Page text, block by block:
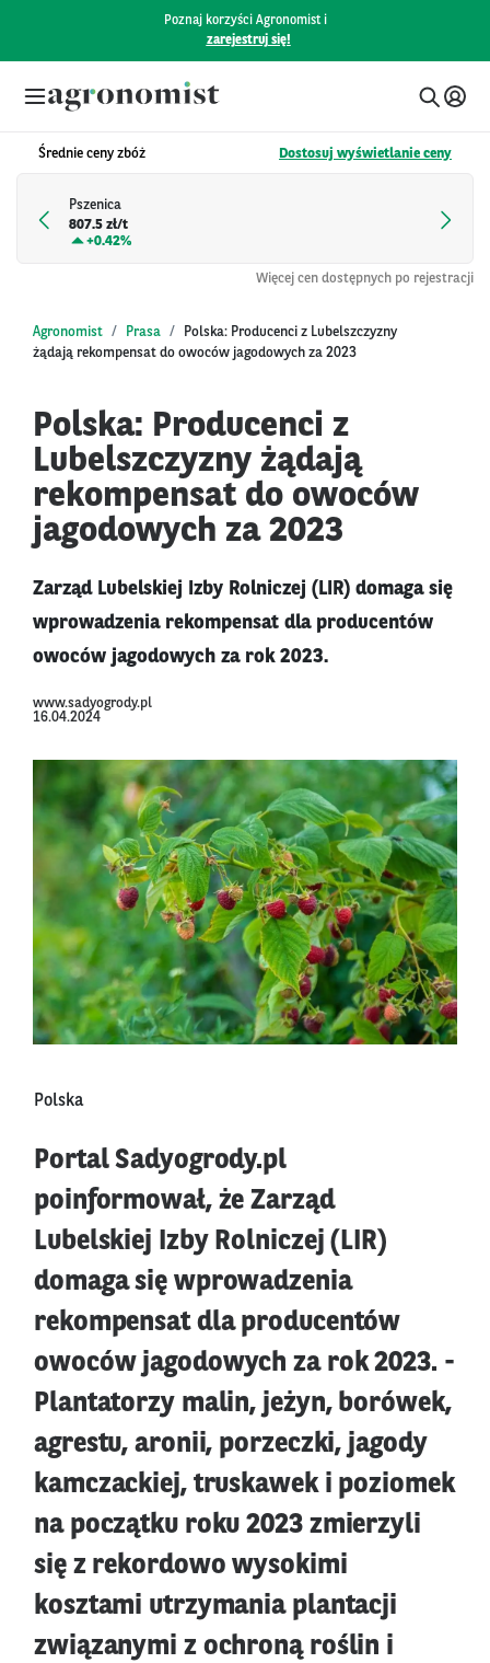
Poznaj korzyści Agronomist i
zarejestruj się!
Średnie ceny zbóż Dostosuj wyświetlanie ceny
Pszenica
807.5 zł/t
+0.42%
Więcej cen dostępnych po rejestracji
Agronomist Prasa
Polska: Producenci z Lubelszczyzny
żądają rekompensat do owoców jagodowych za 2023
Polska: Producenci z
Lubelszczyzny żądają
rekompensat do owoców
jagodowych za 2023
Zarząd Lubelskiej Izby Rolniczej (LIR) domaga się
wprowadzenia rekompensat dla producentów
owoców jagodowych za rok 2023.
www.sadyogrody.pl
16.04.2024
Polska
Portal Sadyogrody.pl
poinformował, że Zarząd
Lubelskiej Izby Rolniczej (LIR)
domaga się wprowadzenia
rekompensat dla producentów
owoców jagodowych za rok 2023. -
Plantatorzy malin, jeżyn, borówek,
agrestu, aronii, porzeczki, jagody
kamczackiej, truskawek i poziomek
na początku roku 2023 zmierzyli
się z rekordowo wysokimi
kosztami utrzymania plantacji
związanymi z ochroną roślin i